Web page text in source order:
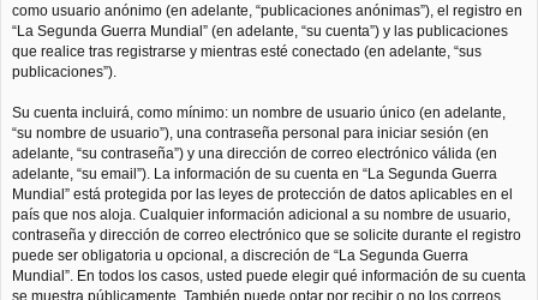
como usuario anónimo (en adelante, “publicaciones anónimas”), el registro en
“La Segunda Guerra Mundial” (en adelante, “su cuenta”) y las publicaciones
que realice tras registrarse y mientras esté conectado (en adelante, “sus
publicaciones”).
Su cuenta incluirá, como mínimo: un nombre de usuario único (en adelante,
“su nombre de usuario”), una contraseña personal para iniciar sesión (en
adelante, “su contraseña”) y una dirección de correo electrónico válida (en
adelante, “su email”). La información de su cuenta en “La Segunda Guerra
Mundial” está protegida por las leyes de protección de datos aplicables en el
país que nos aloja. Cualquier información adicional a su nombre de usuario,
contraseña y dirección de correo electrónico que se solicite durante el registro
puede ser obligatoria u opcional, a discreción de “La Segunda Guerra
Mundial”. En todos los casos, usted puede elegir qué información de su cuenta
se muestra públicamente. También puede optar por recibir o no los correos